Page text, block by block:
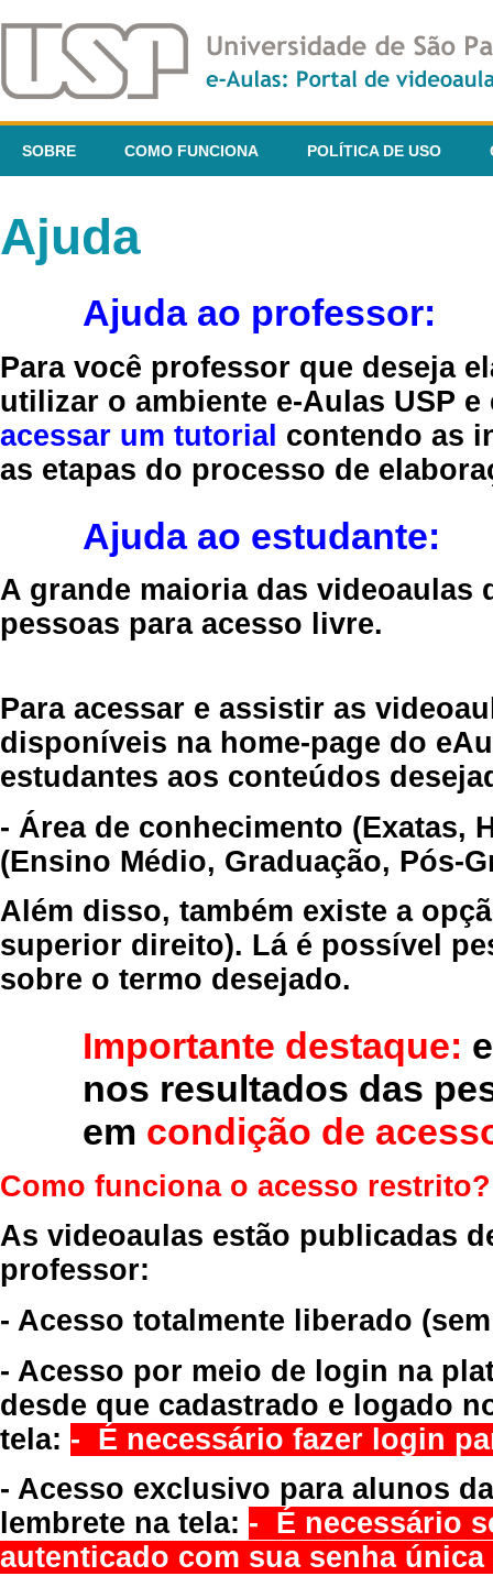
SOBRE COMO FUNCIONA POLÍTICA DE USO
Ajuda
Ajuda ao professor:
Para você professor que deseja
utilizar o ambiente e-Aulas USP
acessar um tutorial contendo as
as etapas do processo de
Ajuda ao estudante:
A grande maioria das videoaulas
pessoas para acesso livre.
Para acessar e assistir as
disponíveis na home-page do
estudantes aos conteúdos
- Área de conhecimento (Exatas,
(Ensino Médio, Graduação, Pós-
Além disso, também existe a
superior direito). Lá é possível
sobre o termo desejado.
Importante destaque:
nos resultados das
em condição de
Como funciona o acesso restrito?
As videoaulas estão publicadas
professor:
- Acesso totalmente liberado
- Acesso por meio de login na
desde que cadastrado e logado
tela: - É necessário fazer login
- Acesso exclusivo para alunos
lembrete na tela: - É necessário
autenticado com sua senha